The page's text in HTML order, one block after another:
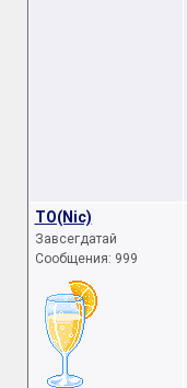
TO(Nic)
Завсегдатай
Сообщения: 999